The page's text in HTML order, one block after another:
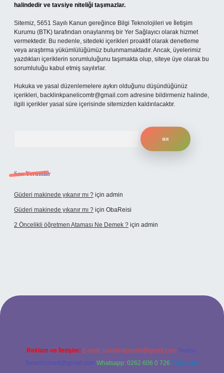
halindedir ve tavsiye niteliği taşımazlar.
Sitemiz, 5651 Sayılı Kanun gereğince Bilgi Teknolojileri ve İletişim
Kurumu (BTK) tarafından onaylanmış bir Yer Sağlayıcı olarak hizmet
vermektedir. Bu nedenle, sitedeki içerikleri proaktif olarak denetleme
veya araştırma yükümlülüğümüz bulunmamaktadır. Ancak, üyelerimiz
yazdıkları içeriklerin sorumluluğunu taşımakta olup, siteye üye olarak bu
sorumluluğu kabul etmiş sayılırlar.
Hukuka ve yasal düzenlemelere aykırı olduğunu düşündüğünüz
içerikleri, backlinkpanelicomtr@gmail.com adresine bildirmeniz halinde,
ilgili içerikler yasal süre içerisinde sitemizden kaldırılacaktır.
Son Yorumlar
Güderi makinede yıkanır mı ? için admin
Güderi makinede yıkanır mı ? için ObaReisi
2 Öncelikli öğretmen Ataması Ne Demek ? için admin
Reklam ve İletişim: E-mail: backlinkpaneli@gmail.com Teams:
forumhizmeti@gmail.com Whatsapp: 0262 606 0 726 Telegram: